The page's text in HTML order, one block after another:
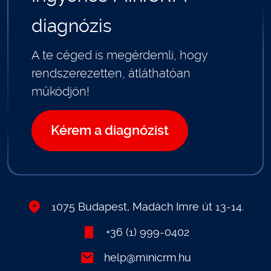
diagnózis
A te céged is megérdemli, hogy
rendszerezetten, átláthatóan
működjön!
Kérem a diagnózist
1075 Budapest, Madách Imre út 13-14.
+36 (1) 999-0402
help@minicrm.hu